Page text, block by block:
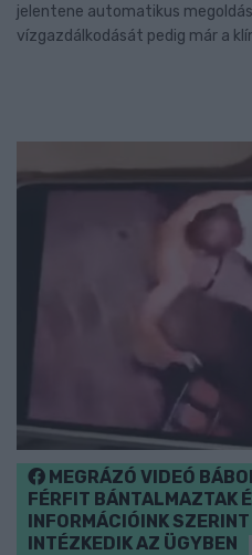
jelentene automatikus
vízgazdálkodását pedig már a
MEGRÁZÓ VIDEÓ
FÉRFIT BÁNTALMAZTAK
INFORMÁCIÓINK
INTÉZKEDIK AZ ÜGYBEN